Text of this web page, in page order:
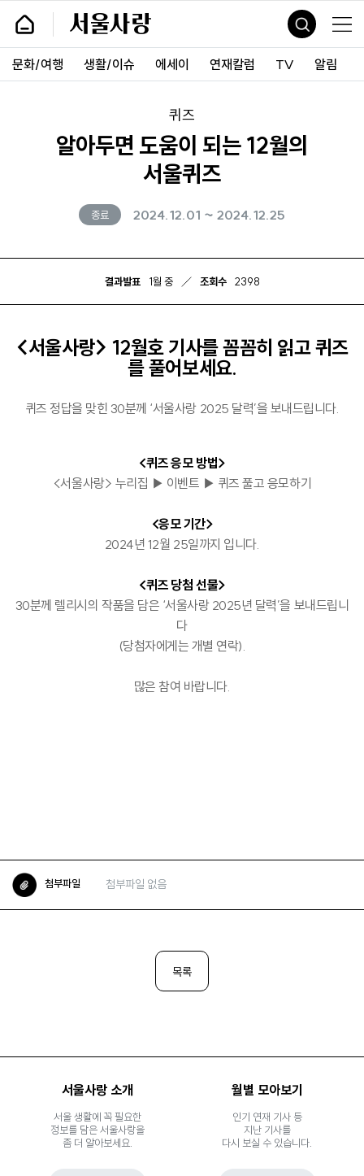
기
건
서
사
랑
문화/여행 생활/이슈 에세이 연재칼럼 TV 알림
퀴즈
알아두면 도움이 되는 12월의
서울퀴즈
종료 2024.12.01 ~ 2024.12.25
결과발표 1월 중 조회수 2398
<서울사랑> 12월호 기사를 꼼꼼히 읽고 퀴즈
를 풀어보세요.
퀴즈 정답을 맞힌 30분께 ‘서울사랑 2025 달력’을 보내드립니다.
<퀴즈 응모 방법>
<서울사랑> 누리집 ▶ 이벤트 ▶ 퀴즈 풀고 응모하기
<응모 기간>
2024년 12월 25일까지 입니다.
<퀴즈 당첨 선물>
30분께 렐리시의 작품을 담은 ‘서울사랑 2025년 달력’을 보내드립니
다
(당첨자에게는 개별 연락).
많은 참여 바랍니다.
첨부파일 첨부파일 없음
목록
서울사랑 소개
서울 생활에 꼭 필요한
정보를 담은 서울사랑을
좀 더 알아보세요.
월별 모아보기
인기 연재 기사 등
지난 기사를
다시 보실 수 있습니다.